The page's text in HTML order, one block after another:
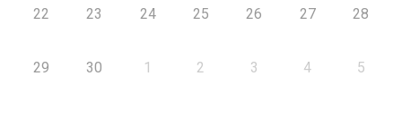
22 23 24 25 26 27 28
29 30 1 2 3 4 5